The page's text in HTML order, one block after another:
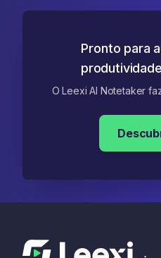
Pronto para
O Leexi AI Notetaker